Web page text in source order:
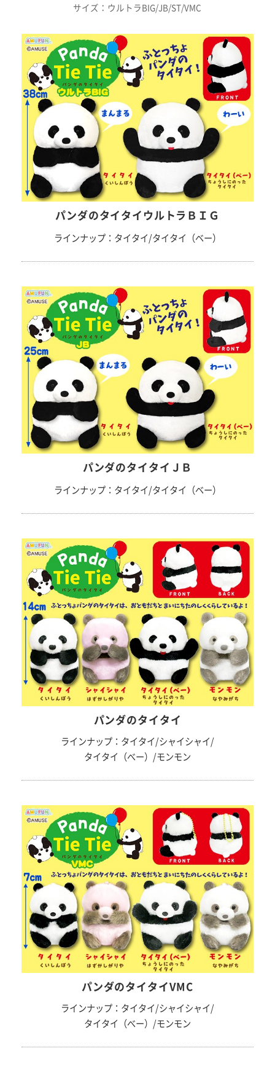
サイズ：ウルトラBIG/JB/ST/VMC
パンダのタイタイウルトラＢＩＧ
ラインナップ：タイタイ/タイタイ（ベー）
パンダのタイタイＪＢ
ラインナップ：タイタイ/タイタイ（ベー）
パンダのタイタイ
ラインナップ：タイタイ/シャイシャイ/
タイタイ（べー）/モンモン
パンダのタイタイVMC
ラインナップ：タイタイ/シャイシャイ/
タイタイ（べー）/モンモン